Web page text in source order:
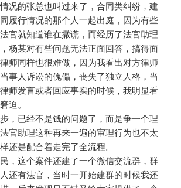
况的张总也叫过来了，合同类纠纷，建
履行情况的那个人一起出庭，因为有些
官就知道谁在撒谎，而经历了法官助理
杨某对有些问题无法正面回答，搞得面
师同样也很难做，因为我看出对方律师
事人诉讼的傀儡，丧失了独立人格，当
师发言或者回应事实的时候，我明显看
迫。
，已经不是钱的问题了，而是争一个理
官助理这种再来一遍的审理行为也不太
还是配合着走完了全流程。
，这个案件还建了一个微信交流群，群
还有法官，当时一开始建群的时候我还